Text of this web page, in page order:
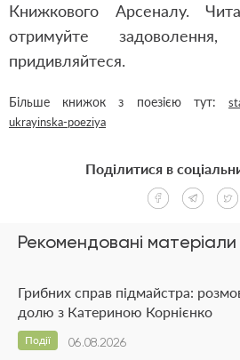
Книжкового Арсеналу.
отримуйте
придивляйтеся.
Більше книжок з поезією тут:
ukrayinska-poeziya
Рекомендовані матеріали
Грибних справ підмайстра:
долю з Катериною Корнієнко
06.08.2026
Події
Поділитися в